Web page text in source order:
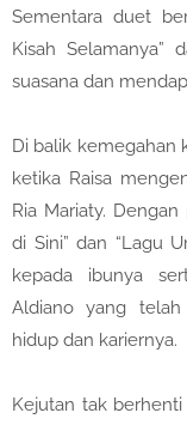
Sementara duet
Kisah Selamanya”
suasana dan
Di balik kemegahan
ketika Raisa
Ria Mariaty.
di Sini” dan “Lagu
kepada ibunya
Aldiano yang telah
hidup dan kariernya.
Kejutan tak